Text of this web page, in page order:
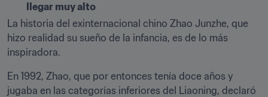
llegar muy alto
La historia del exinternacional chino Zhao Junzhe, que
hizo realidad su sueño de la infancia, es de lo más
inspiradora.
En 1992, Zhao, que por entonces tenía doce años y
jugaba en las categorías inferiores del Liaoning, declaró